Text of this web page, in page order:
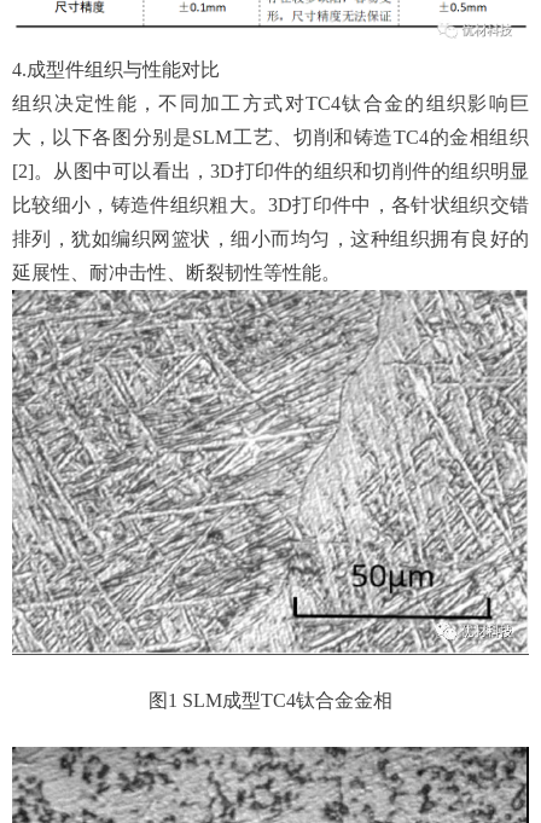
4.成型件组织与性能对比
组织决定性能，不同加工方式对TC4钛合金的组织影响巨
大，以下各图分别是SLM工艺、切削和铸造TC4的金相组织
[2]。从图中可以看出，3D打印件的组织和切削件的组织明显
比较细小，铸造件组织粗大。3D打印件中，各针状组织交错
排列，犹如编织网篮状，细小而均匀，这种组织拥有良好的
延展性、耐冲击性、断裂韧性等性能。
图1 SLM成型TC4钛合金金相